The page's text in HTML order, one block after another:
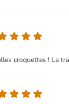
croquettes ! La